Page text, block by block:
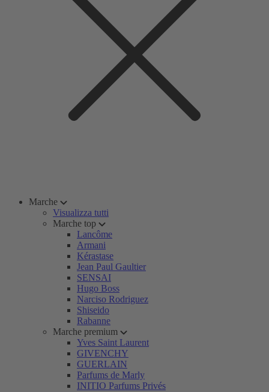
Marche
Visualizza tutti
Marche top
Lancôme
Armani
Kérastase
Jean Paul Gaultier
SENSAI
Hugo Boss
Narciso Rodriguez
Shiseido
Rabanne
Marche premium
Yves Saint Laurent
GIVENCHY
GUERLAIN
Parfums de Marly
INITIO Parfums Privés